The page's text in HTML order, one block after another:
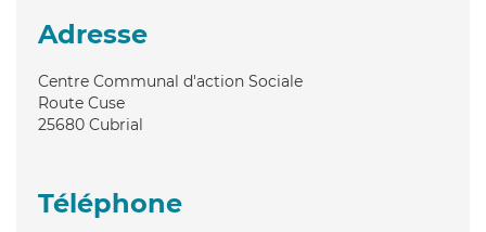
Adresse
Centre Communal d'action Sociale
Route Cuse
25680 Cubrial
Téléphone